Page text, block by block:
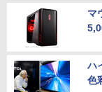
マ
ハ
色